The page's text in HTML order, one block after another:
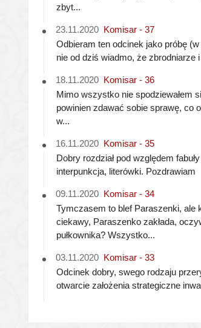
zbyt...
23.11.2020 Komisar - 37
Odbieram ten odcinek jako próbę
nie od dziś wiadmo, że
18.11.2020 Komisar - 36
Mimo wszystko nie spodziewałem
powinien zdawać sobie sprawę, co
w...
16.11.2020 Komisar - 35
Dobry rozdział pod względem
interpunkcja, literówki. Pozdrawiam
09.11.2020 Komisar - 34
Tymczasem to blef Paraszenki, ale
ciekawy, Paraszenko zakłada,
pułkownika? Wszystko...
03.11.2020 Komisar - 33
Odcinek dobry, swego rodzaju
otwarcie założenia strategiczne